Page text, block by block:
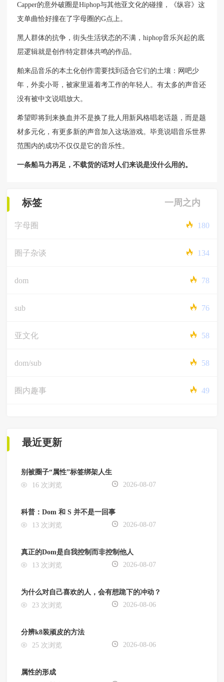
Capper的意外破圈是Hiphop与其他亚文化的碰撞，《纵容》这
支单曲恰好撞在了字母圈的G点上。
黑人群体的抗争，街头生活状态的不满，hiphop音乐兴起的底
层逻辑就是创作特定群体共鸣的作品。
舶来品音乐的本土化创作需要找到适合它们的土壤：网吧少
年，外卖小哥，被家里逼着考工作的年轻人。有太多的声音还
没有被中文说唱放大。
希望即将到来换血并不是换了批人用新风格唱老话题，而是题
材多元化，有更多新的声音加入这场游戏。毕竟说唱音乐世界
范围内的成功不仅仅是它的音乐性。
一条船马力再足，不载货的话对人们来说是没什么用的。
标签 一周之内
字母圈 180
圈子杂谈 134
dom 78
sub 76
亚文化 58
dom/sub 58
圈内趣事 49
最近更新
别被圈子“属性”标签绑架人生
16 次浏览
2026-08-07
科普：Dom 和 S 并不是一回事
13 次浏览
2026-08-07
真正的Dom是自我控制而非控制他人
13 次浏览
2026-08-07
为什么对自己喜欢的人，会有想跪下的冲动？
23 次浏览
2026-08-06
分辨k8装顽皮的方法
25 次浏览
2026-08-06
属性的形成